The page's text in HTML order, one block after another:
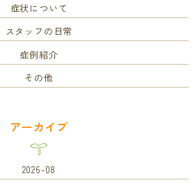
症状について
スタッフの日常
症例紹介
その他
アーカイブ
2026-08